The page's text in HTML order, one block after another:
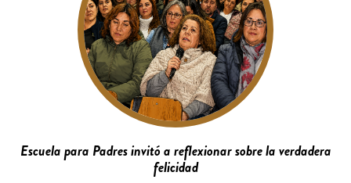
Escuela para Padres invitó a reflexionar sobre la verdadera
felicidad